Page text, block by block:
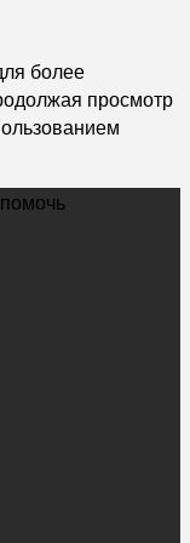
более
просмотр